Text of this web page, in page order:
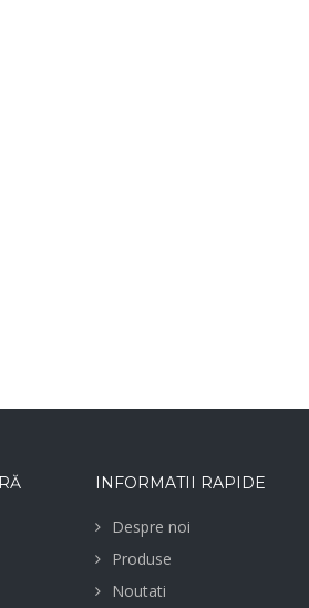
INFORMATII RAPIDE
Despre noi
Produse
Noutati